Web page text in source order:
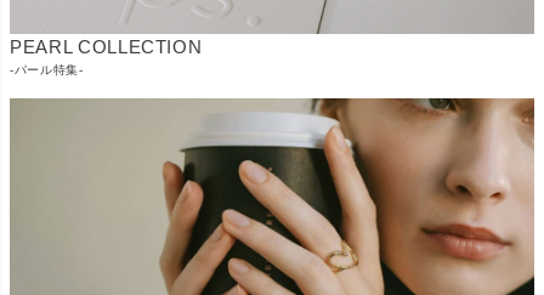
PEARL COLLECTION
-パール特集-